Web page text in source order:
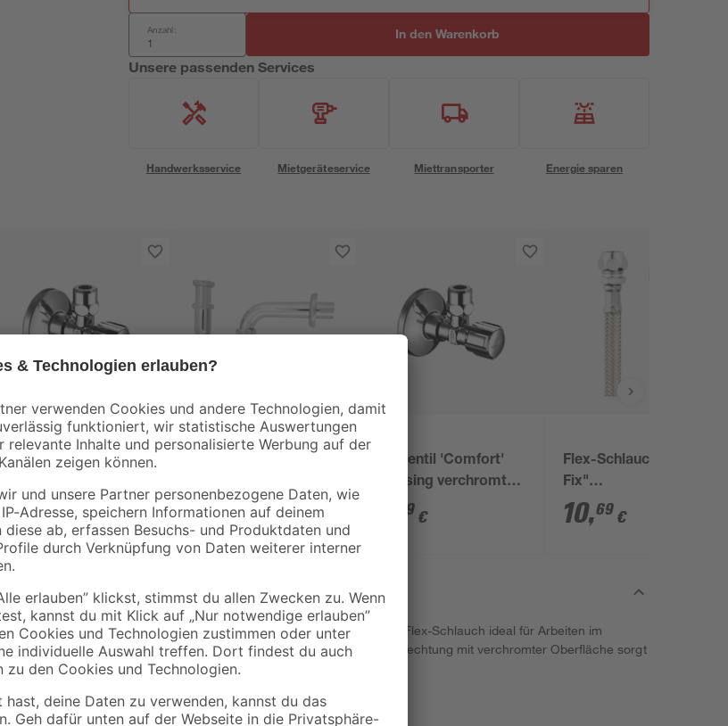
Anzahl: In den Warenkorb
Unsere passenden Services
Handwerksservice Mietgeräteservice Miettransporter Energie sparen
Schell
Eckventil 'Comfort'
10 mm x 1/2" mit
ASAG easy
7,09€
mm
8,99€
Eckventil 'Comfort'
Messing verchromt
10 mm x 1/2"
09 €
Flex-Schlauch "Clean-
Fix"
Edelstahlumflechtung
3/8" x 3/8" x 30 cm
10,69 €
Dank seiner hohen Biegsamkeit eignet sich der Flex-Schlauch ideal für Arbeiten im
Sanitärbereich. Die rissbeständige Edelstahlumflechtung mit verchromter Oberfläche sorgt
für eine lange Haltbarkeit des Produktes.